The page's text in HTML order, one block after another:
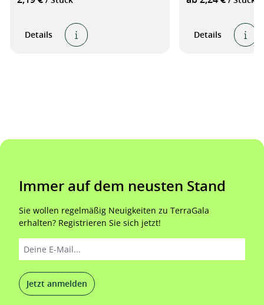
Details Details
Immer auf dem neusten Stand
Sie wollen regelmäßig Neuigkeiten zu TerraGala
erhalten? Registrieren Sie sich jetzt!
Jetzt anmelden